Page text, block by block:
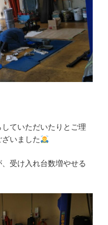
ていただいたりとご理
いました
受け入れ台数増やせる